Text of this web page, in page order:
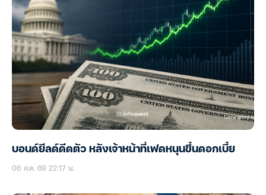
บอนด์ยีลด์ดีดตัว หลังเจ้าหน้าที่เฟดหนุนขึ้นดอกเบี้ย
06 ส.ค. 69 22:17 น.